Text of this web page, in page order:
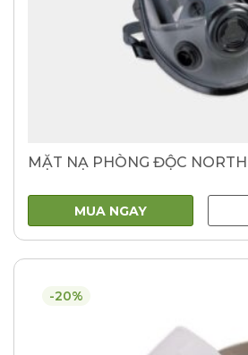
MẶT NẠ PHÒNG ĐỘC
MUA NGAY
-20%